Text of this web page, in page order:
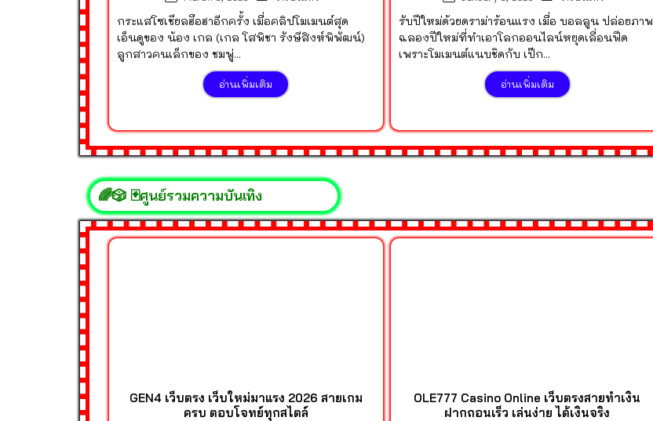
กระแสโซเชียลฮือฮาอีกครั้ง เมื่อคลิปโมเมนต์สุด
เอ็นดูของ น้อง เกล (เกล โสพิชา รังษีสิงห์พิพัฒน์)
ลูกสาวคนเล็กของ ชมพู่...
อ่านเพิ่มเติม
รับปีใหม่ด้วยดราม่าร้อนแรง เมื่อ บอลลูน ปล่อยภาพ
ฉลองปีใหม่ที่ทำเอาโลกออนไลน์หยุดเลื่อนฟีด
เพราะโมเมนต์แนบชิดกับ เป๊ก...
อ่านเพิ่มเติม
🌈🎲 🃏ศูนย์รวมความบันเทิง
GEN4 เว็บตรง เว็บใหม่มาแรง 2026 สายเกม
ครบ ตอบโจทย์ทุกสไตล์
OLE777 Casino Online เว็บตรงสายทำเงิน
ฝากถอนเร็ว เล่นง่าย ได้เงินจริง